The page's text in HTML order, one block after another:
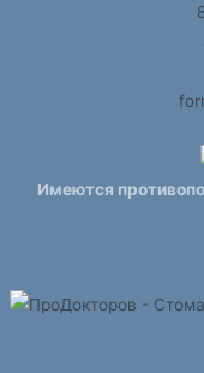
Имеются